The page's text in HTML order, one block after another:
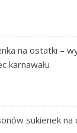
na ostatki –
karnawału
sukienek